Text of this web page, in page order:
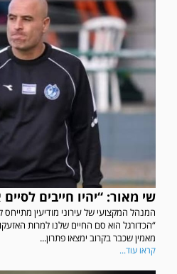
שי מאור: “יהיו חייבים
המנהל המקצועי של עירוני מודיעין
“הכדורגל הוא סם החיים שלנו למרות
מאמין שכבר בקרוב ימצאו פתרון...
קראו עוד...